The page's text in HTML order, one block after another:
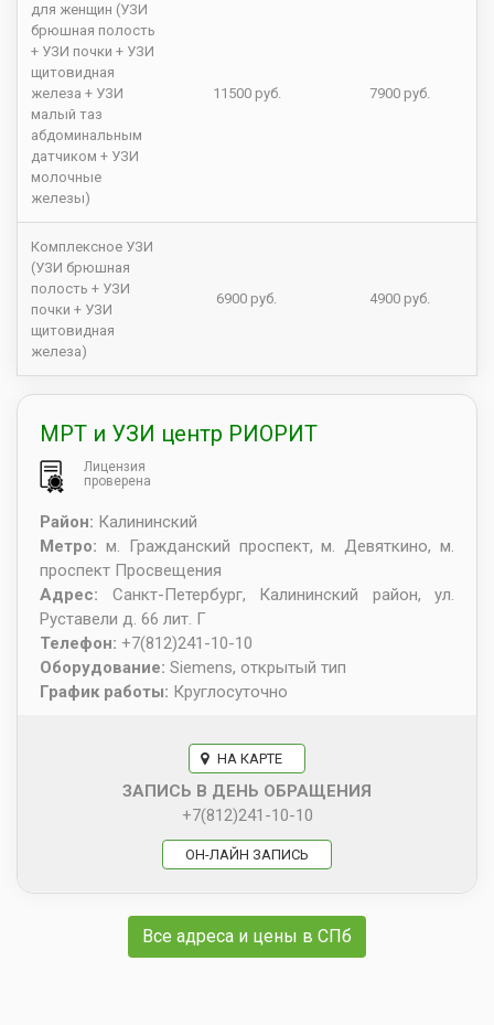
для женщин (УЗИ
брюшная полость
+ УЗИ почки + УЗИ
щитовидная
железа + УЗИ
малый таз
абдоминальным
датчиком + УЗИ
молочные
железы)
11500 руб. 7900 руб.
Комплексное УЗИ
(УЗИ брюшная
полость + УЗИ
почки + УЗИ
щитовидная
железа)
6900 руб. 4900 руб.
МРТ и УЗИ центр РИОРИТ
Лицензия
проверена
Район: Калининский
Метро: м. Гражданский проспект, м. Девяткино, м.
проспект Просвещения
Адрес: Санкт-Петербург, Калининский район, ул.
Руставели д. 66 лит. Г
Телефон: +7(812)241-10-10
Оборудование: Siemens, открытый тип
График работы: Круглосуточно
НА КАРТЕ
ЗАПИСЬ В ДЕНЬ ОБРАЩЕНИЯ
+7(812)241-10-10
ОН-ЛАЙН ЗАПИСЬ
Все адреса и цены в СПб